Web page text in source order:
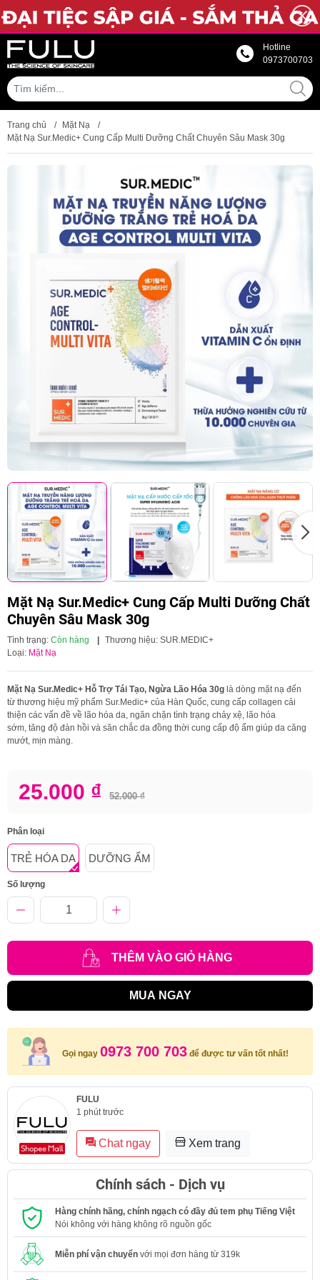
Hotline
0973700703
Trang chủ / Mặt Nạ
/
Mặt Nạ Sur.Medic+ Cung Cấp Multi Dưỡng Chất Chuyên Sâu Mask 30g
Mặt Nạ Sur.Medic+ Cung Cấp Multi Dưỡng Chất
Chuyên Sâu Mask 30g
Tình trạng: Còn hàng | Thương hiệu: SUR.MEDIC+
Loại: Mặt Nạ
Mặt Nạ Sur.Medic+ Hỗ Trợ Tái Tạo, Ngừa Lão Hóa 30g là dòng mặt nạ đến
từ thương hiệu mỹ phẩm Sur.Medic+ của Hàn Quốc, cung cấp collagen cải
thiện các vấn đề về lão hóa da, ngăn chặn tình trạng chảy xệ, lão hóa
sớm, tăng độ đàn hồi và săn chắc da đồng thời cung cấp độ ẩm giúp da căng
mướt, mịn màng.
25.000 ₫ 52.000 ₫
Phân loại
TRẺ HÓA DA DƯỠNG ẨM
Số lượng
THÊM VÀO GIỎ HÀNG
MUA NGAY
Gọi ngay 0973 700 703 để được tư vấn tốt nhất!
FULU
1 phút trước
Chat ngay Xem trang
Chính sách - Dịch vụ
Hàng chính hãng, chính ngạch có đầy đủ tem phụ Tiếng Việt
Nói không với hàng không rõ nguồn gốc
Miễn phí vận chuyển với mọi đơn hàng từ 319k